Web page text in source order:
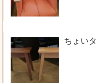
ちょい